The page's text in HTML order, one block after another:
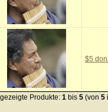
$5
Produkte: 1 bis 5 (von 5